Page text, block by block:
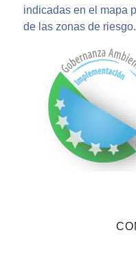
indicadas en el mapa
de las zonas de riesgo.